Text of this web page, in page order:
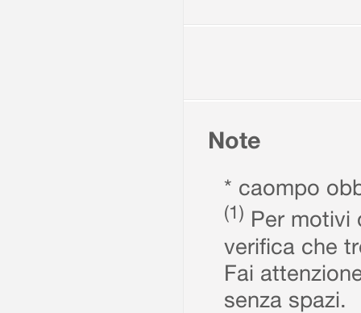
Note
* caompo
(1) Per motivi
verifica che
Fai
senza spazi.